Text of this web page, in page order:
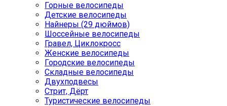
Горные велосипеды
Детские велосипеды
Найнеры (29 дюймов)
Шоссейные велосипеды
Гравел, Циклокросс
Женские велосипеды
Городcкие велосипеды
Складные велосипеды
Двухподвесы
Стрит, Дёрт
Туристические велосипеды